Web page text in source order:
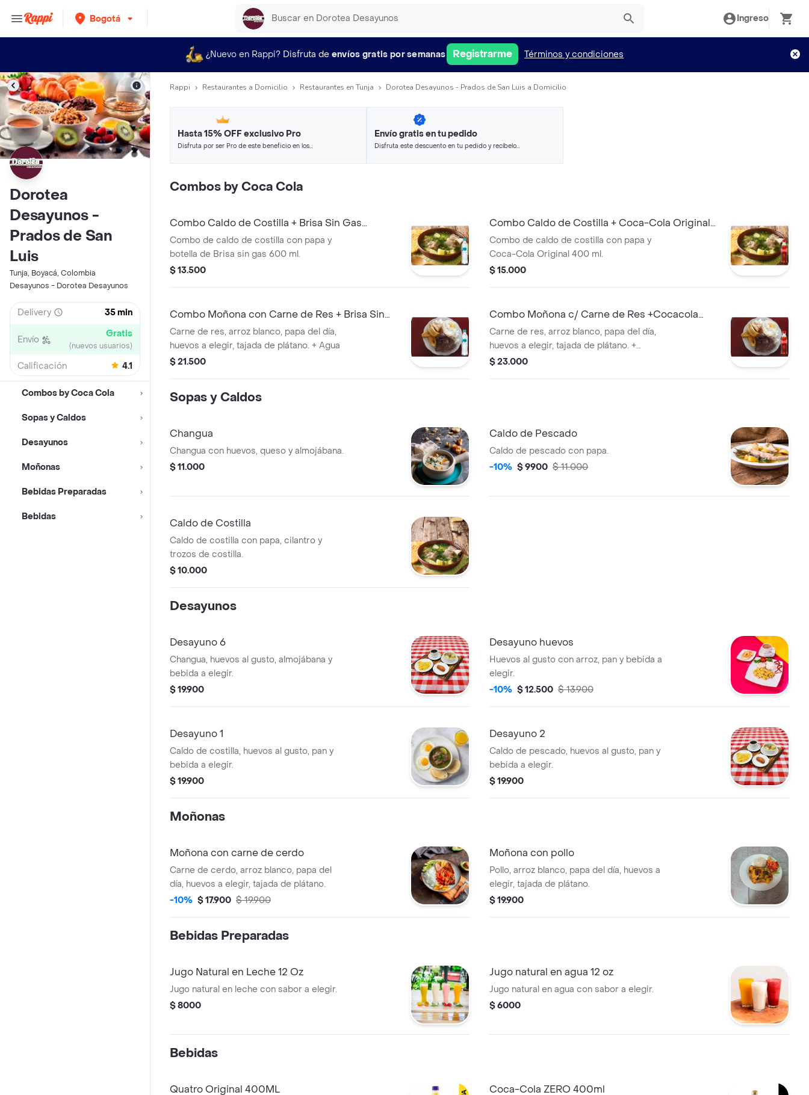
Bogotá Ingreso
¿Nuevo en Rappi? Disfruta de envíos gratis por semanas Registrarme Términos y condiciones
Dorotea
Desayunos -
Prados de San
Luis
Tunja, Boyacá, Colombia
Desayunos - Dorotea Desayunos
Delivery 35 min
Envío Gratis
(nuevos usuarios)
Calificación 4.1
Combos by Coca Cola
Sopas y Caldos
Desayunos
Moñonas
Bebidas Preparadas
Bebidas
Rappi Restaurantes a Domicilio Restaurantes en Tunja Dorotea Desayunos - Prados de San Luis a Domicilio
Hasta 15% OFF exclusivo Pro
Disfruta por ser Pro de este beneficio en los
Envío gratis en tu pedido
Disfruta este descuento en tu pedido y recíbelo
Combos by Coca Cola
Combo Caldo de Costilla + Brisa Sin Gas
600ML
Combo de caldo de costilla con papa y
botella de Brisa sin gas 600 ml.
$ 13.500
Combo Caldo de Costilla + Coca-Cola Original
400 ml
Combo de caldo de costilla con papa y
Coca-Cola Original 400 ml.
$ 15.000
Combo Moñona con Carne de Res + Brisa Sin
Gas 600ML
Carne de res, arroz blanco, papa del día,
huevos a elegir, tajada de plátano. + Agua
$ 21.500
Combo Moñona c/ Carne de Res +Cocacola
Orig 400ml
Carne de res, arroz blanco, papa del día,
huevos a elegir, tajada de plátano. +
Gaseosa
$ 23.000
Sopas y Caldos
Changua
Changua con huevos, queso y almojábana.
$ 11.000
Caldo de Pescado
Caldo de pescado con papa.
-10% $ 9900 $ 11.000
Caldo de Costilla
Caldo de costilla con papa, cilantro y
trozos de costilla.
$ 10.000
Desayunos
Desayuno 6
Changua, huevos al gusto, almojábana y
bebida a elegir.
$ 19.900
Desayuno huevos
Huevos al gusto con arroz, pan y bebida a
elegir.
-10% $ 12.500 $ 13.900
Desayuno 1
Caldo de costilla, huevos al gusto, pan y
bebida a elegir.
$ 19.900
Desayuno 2
Caldo de pescado, huevos al gusto, pan y
bebida a elegir.
$ 19.900
Moñonas
Moñona con carne de cerdo
Carne de cerdo, arroz blanco, papa del
día, huevos a elegir, tajada de plátano.
-10% $ 17.900 $ 19.900
Moñona con pollo
Pollo, arroz blanco, papa del día, huevos a
elegir, tajada de plátano.
$ 19.900
Bebidas Preparadas
Jugo Natural en Leche 12 Oz
Jugo natural en leche con sabor a elegir.
$ 8000
Jugo natural en agua 12 oz
Jugo natural en agua con sabor a elegir.
$ 6000
Bebidas
Quatro Original 400ML Coca-Cola ZERO 400ml